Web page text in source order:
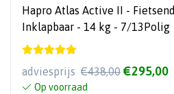
Hapro Atlas Active II -
Inklapbaar - 14 kg - 7/13Polig
adviesprijs €438,00 €295,00
Op voorraad